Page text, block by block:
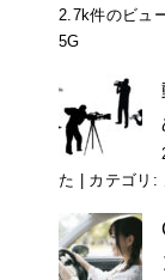
2.7k件のビュ
5G
た
カテゴリ: